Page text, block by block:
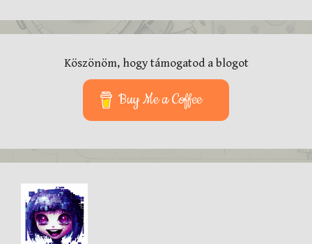
Köszönöm, hogy támogatod a blogot
Buy Me a Coffee